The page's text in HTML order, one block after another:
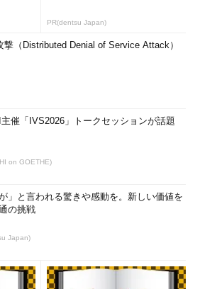
PR(dentsu Japan)
撃（Distributed Denial of Service Attack）
主催「IVS2026」トークセッションが話題
on GOETHE)
が」と言われる驚きや感動を。新しい価値を
の挑戦
Japan)